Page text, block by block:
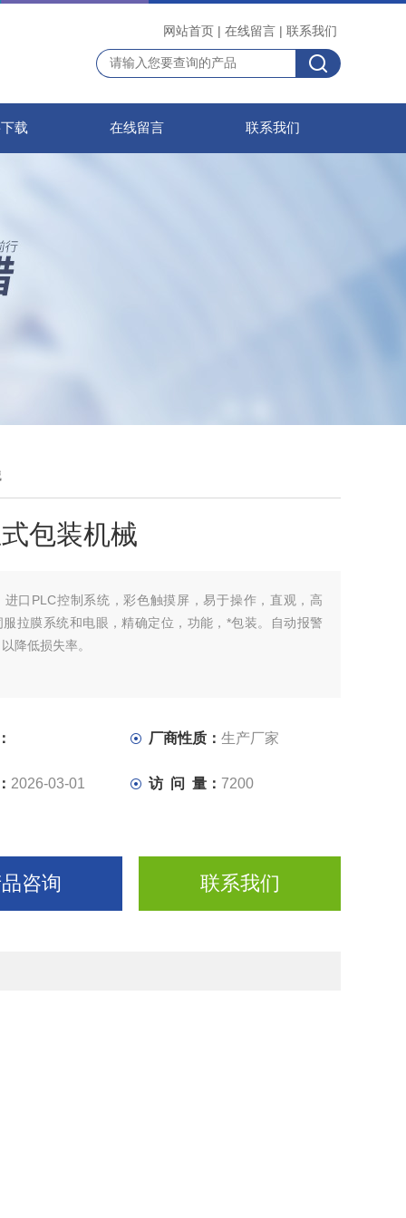
网站首页 | 在线留言 | 联系我们
载 在线留言 联系我们
包装机械
进口PLC控制系统，彩色触摸屏，易于操作，直观，高
服拉膜系统和电眼，精确定位，功能，*包装。自动报警
降低损失率。
厂商性质：生产厂家
2026-03-01 访 问 量： 7200
咨询 联系我们